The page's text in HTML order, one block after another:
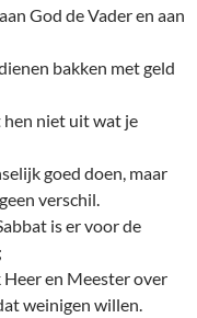
God de Vader en aan
bakken met geld
hen niet uit wat je
goed doen, maar
verschil.
is er voor de
en Meester over
weinigen willen.